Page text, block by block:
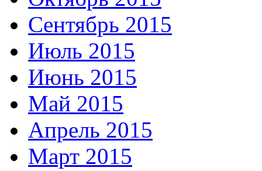
Сентябрь 2015
Июль 2015
Июнь 2015
Май 2015
Апрель 2015
Март 2015